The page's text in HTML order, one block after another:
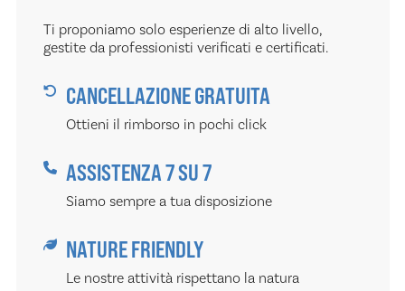
Ti proponiamo solo esperienze di alto livello,
gestite da professionisti verificati e certificati.
CANCELLAZIONE GRATUITA
Ottieni il rimborso in pochi click
ASSISTENZA 7 SU 7
Siamo sempre a tua disposizione
NATURE FRIENDLY
Le nostre attività rispettano la natura